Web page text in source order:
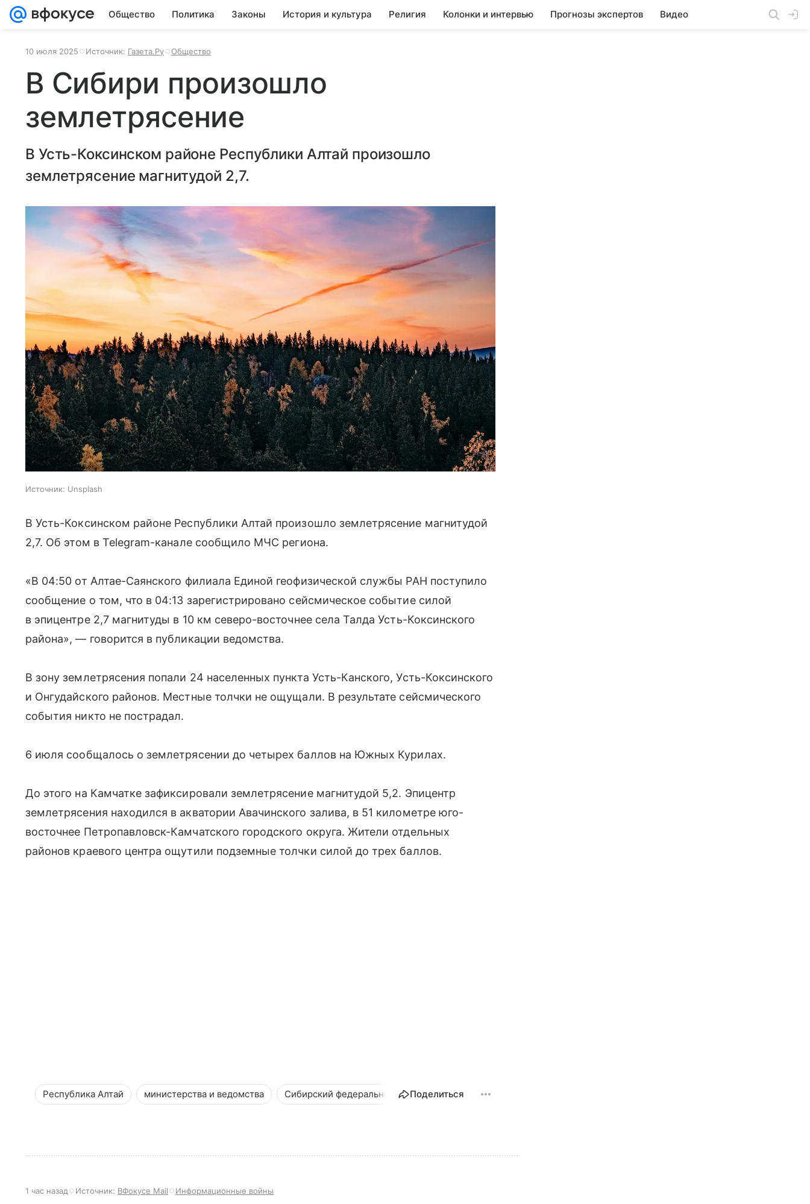
Общество Политика Законы История и культура Религия Колонки и интервью Прогнозы экспертов Видео
10 июля 2025 Источник: Газета.Ру Общество
В Сибири произошло
землетрясение
В Усть-Коксинском районе Республики Алтай произошло
землетрясение магнитудой 2,7.
Источник: Unsplash
В Усть-Коксинском районе Республики Алтай произошло землетрясение магнитудой
2,7. Об этом в Telegram-канале сообщило МЧС региона.
«В 04:50 от Алтае-Саянского филиала Единой геофизической службы РАН поступило
сообщение о том, что в 04:13 зарегистрировано сейсмическое событие силой
в эпицентре 2,7 магнитуды в 10 км северо-восточнее села Талда Усть-Коксинского
района», — говорится в публикации ведомства.
В зону землетрясения попали 24 населенных пункта Усть-Канского, Усть-Коксинского
и Онгудайского районов. Местные толчки не ощущали. В результате сейсмического
события никто не пострадал.
6 июля сообщалось о землетрясении до четырех баллов на Южных Курилах.
До этого на Камчатке зафиксировали землетрясение магнитудой 5,2. Эпицентр
землетрясения находился в акватории Авачинского залива, в 51 километре юго-
восточнее Петропавловск-Камчатского городского округа. Жители отдельных
районов краевого центра ощутили подземные толчки силой до трех баллов.
Республика Алтай министерства и ведомства Сибирский федеральный округ Новости
Поделиться
1 час назад Источник: ВФокусе Mail Информационные войны